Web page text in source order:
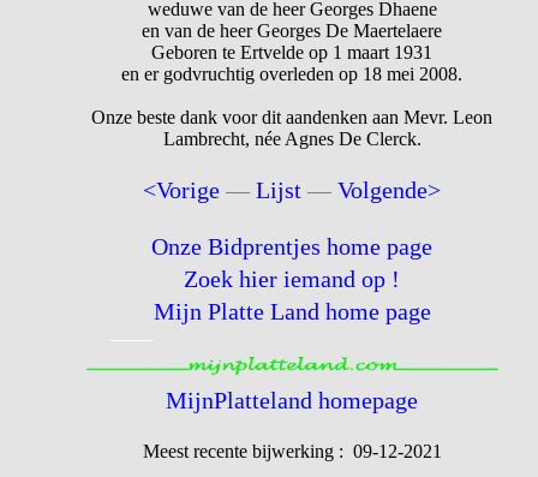
weduwe van de heer Georges Dhaene
en van de heer Georges De Maertelaere
Geboren te Ertvelde op 1 maart 1931
en er godvruchtig overleden op 18 mei 2008.
Onze beste dank voor dit aandenken aan Mevr. Leon
Lambrecht, née Agnes De Clerck.
<Vorige —Lijst —Volgende>
Onze Bidprentjes home page
Zoek hier iemand op !
Mijn Platte Land home page
MijnPlatteland homepage
Meest recente bijwerking : 09-12-2021